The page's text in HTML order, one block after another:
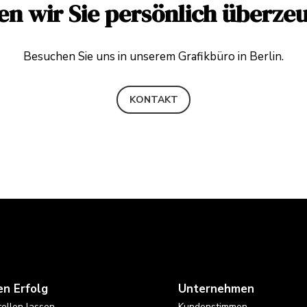
wir Sie persönlich
Besuchen Sie uns in unseremGrafikbüro in Berlin.
KONTAKT
Erfolg Unternehmen